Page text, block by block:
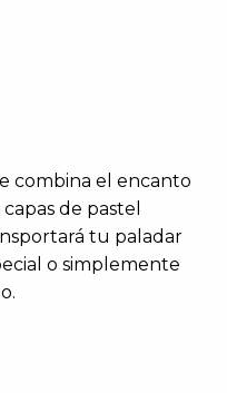
combina el encanto
de pastel
tu paladar
o simplemente